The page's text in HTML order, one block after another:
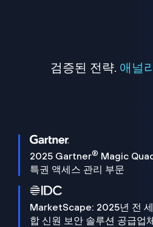
검증된 전략. 애널
2025 Gartner® Magic
특권 액세스 관리 부문
MarketScape: 2025년 전
합 신원 보안 솔루션 공급업